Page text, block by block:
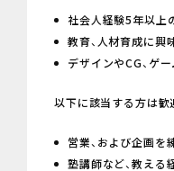
社会人経験5年以上
教育、人材育成に興
デザインやCG、ゲ
以下に該当する方は歓
営業、および企画
塾講師など、教える